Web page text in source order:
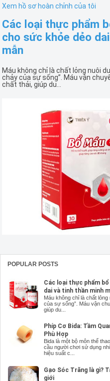
Xem hồ sơ hoàn chỉnh của tôi
Các loại thực phẩm
cho sức khỏe dẻo
mẫn
Máu không chỉ là chất lỏng nuôi
chảy của sự sống”. Máu vận
chất thải, giúp du...
POPULAR POSTS
Các loại thực phẩm
dai và tinh thần minh
Máu không chỉ là chất
của sự sống”. Máu vận
giúp du...
Phíp Cơ Bida: Tầm
Phù Hợp
Bida là một bộ môn thể
cầu người chơi sử dụng
hiệu suất c...
Gạo Sóc Trăng là gì?
giới